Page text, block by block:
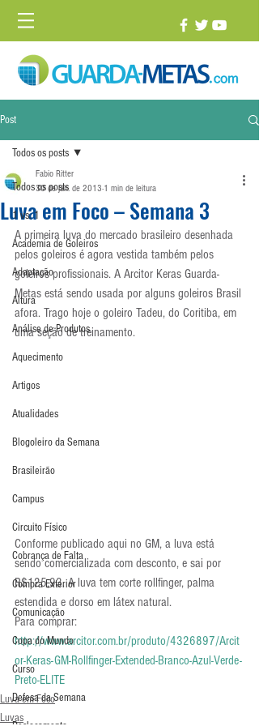
Post
Todos os posts
1 vs. 1
Academia de Goleiros
Adaptação
Altura
Análise de Produtos
Aquecimento
Artigos
Atualidades
Blogoleiro da Semana
Brasileirão
Campus
Circuito Físico
Cobrança de Falta
Compra Exterior
Comunicação
Copa do Mundo
Curso
Defesa da Semana
Todos os posts
Luva em Foco – Semana 3
Fabio Ritter
30 de jan. de 2013 1 min de leitura
A primeira luva do mercado brasileiro desenhada
pelos goleiros é agora vestida também pelos
goleiros profissionais. A Arcitor Keras Guarda-
Metas está sendo usada por alguns goleiros Brasil
afora. Trago hoje o goleiro Tadeu, do Coritiba, em
uma seção de treinamento.
Conforme publicado aqui no GM, a luva está
sendo comercializada com desconto, e sai por
R$125,93. A luva tem corte rollfinger, palma
estendida e dorso em látex natural.
Para comprar:
http://www.arcitor.com.br/produto/4326897/Arcit
or-Keras-GM-Rollfinger-Extended-Branco-Azul-Verde-
Preto-ELITE
Luva em Foco
Luvas